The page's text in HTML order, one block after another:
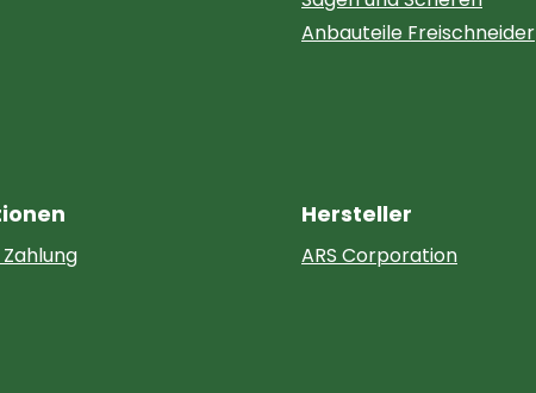
Anbauteile Freischneider
Hersteller
ARS Corporation